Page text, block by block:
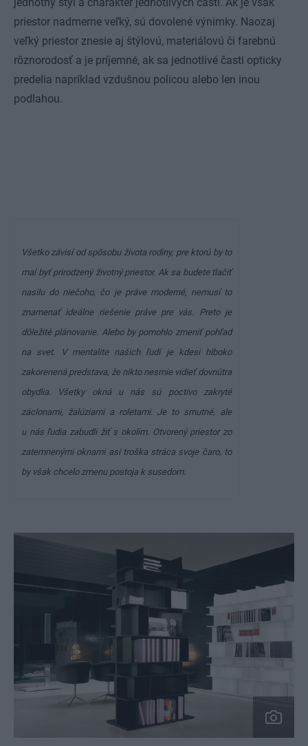
priestor nadmerne veľký, sú dovolené výnimky. Naozaj
veľký priestor znesie aj štýlovú, materiálovú či farebnú
rôznorodosť a je príjemné, ak sa jednotlivé časti opticky
predelia napríklad vzdušnou policou alebo len inou
podlahou.
Všetko závisí od spôsobu života rodiny, pre ktorú by to
mal byť prirodzený životný priestor. Ak sa budete tlačiť
nasilu do niečoho, čo je práve moderné, nemusí to
znamenať ideálne riešenie práve pre vás. Preto je
dôležité plánovanie. Alebo by pomohlo zmeniť pohľad
na svet. V mentalite našich ľudí je kdesi hlboko
zakorenená predstava, že nikto nesmie vidieť dovnútra
obydlia. Všetky okná u nás sú poctivo zakryté
záclonami, žalúziami a roletami. Je to smutné, ale
u nás ľudia zabudli žiť s okolím. Otvorený priestor zo
zatemnenými oknami asi troška stráca svoje čaro, to
by však chcelo zmenu postoja k susedom.